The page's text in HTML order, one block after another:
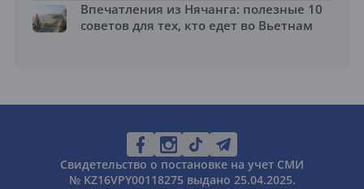
Впечатления из Нячанга: полезные 10
советов для тех, кто едет во Вьетнам
Свидетельство о постановке на учет СМИ
№ KZ16VPY00118275 выдано 25.04.2025.